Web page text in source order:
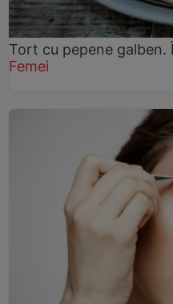
Tort cu pepene galben.
Femei